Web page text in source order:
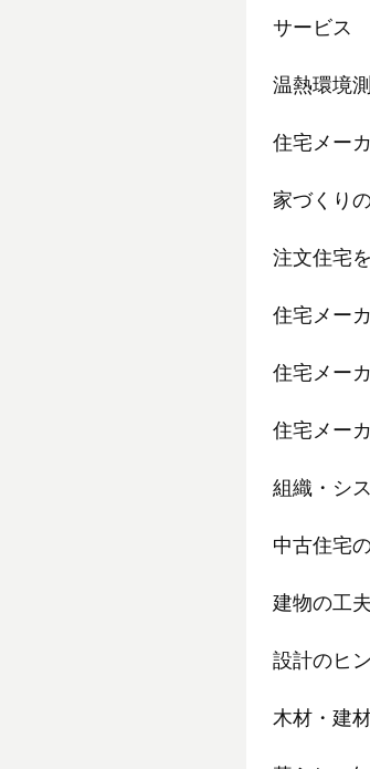
サービス
温熱環境
住宅メー
家づくり
注文住宅
住宅メー
住宅メー
住宅メー
組織・シ
中古住宅
建物の工
設計のヒ
木材・建